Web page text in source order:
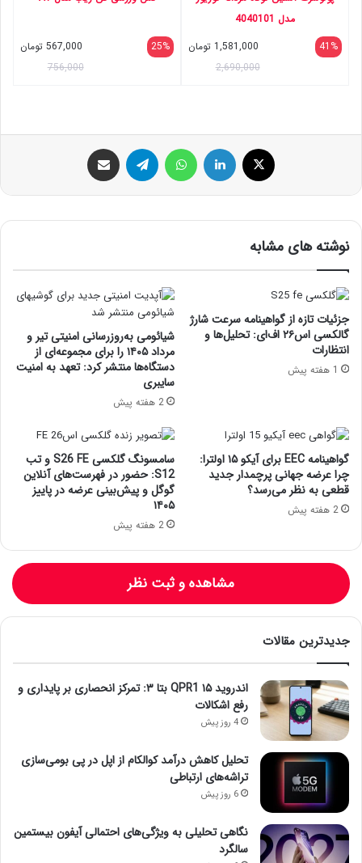
مدل 4040101
41%
1,581,000 تومان
2,690,000
25%
567,000 تومان
756,000
ایکس لینکداین تلگرام
نوشته های مشابه
جزئیات تازه از گواهینامه سرعت شارژ
گالکسی اس۲۶ اف‌ای: تحلیل‌ها و
انتظارات
1 هفته پیش
شیائومی به‌روزرسانی امنیتی تیر و
مرداد ۱۴۰۵ را برای مجموعه‌ای از
دستگاه‌ها منتشر کرد: تعهد به امنیت
سایبری
2 هفته پیش
گواهینامه EEC برای آیکو ۱۵ اولترا:
چرا عرضه جهانی پرچمدار جدید
قطعی به نظر می‌رسد؟
2 هفته پیش
سامسونگ گلکسی S26 FE و تب
S12: حضور در فهرست‌های آنلاین
گوگل و پیش‌بینی عرضه در پاییز
۱۴۰۵
2 هفته پیش
مشاهده و ثبت نظر
جدیدترین مقالات
اندروید ۱۵ QPR1 بتا ۳: تمرکز انحصاری بر پایداری و
رفع اشکالات
4 روز پیش
تحلیل کاهش درآمد کوالکام از اپل در پی بومی‌سازی
تراشه‌های ارتباطی
6 روز پیش
نگاهی تحلیلی به ویژگی‌های احتمالی آیفون بیستمین
سالگرد